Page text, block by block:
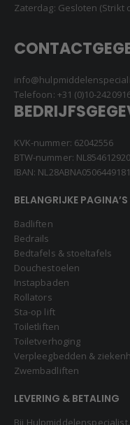
Zaterdag: Gesloten (Strikt
Telefoon: +31 (0)10-
KVK-nummer: 62042556
BTW-nummer:
IBAN: NL28ABNA0506449181
BELANGRIJKE PAGINA’S
Badliften
Bedrails
Bedtafels & stoeltafels
Douchestoelen
Instapbaden
Rollators
Sta-op lift
Toiletliften
Toiletverhoging
Verpleegbedden &
Zwembadliften
LEVERING & BETALING
Bij